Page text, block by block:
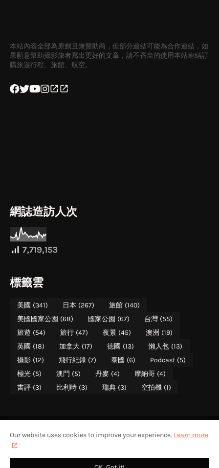
本站內容全部為原創且無贊助商，但部分連結可能為合作連結，如
果願意幫助攝影旅者寫出更好的文章，請不吝嗇的使用本站連結訂
購旅遊行程、旅館、航空。
網誌造訪人次
7,719,153
標籤雲
美國 (341) 日本 (267) 旅館 (140)
美國國家公園 (68) 國家公園 (67) 台灣 (55)
旅遊 (54) 旅行 (47) 夜景 (45) 澳洲 (19)
英國 (18) 加拿大 (17) 德國 (13) 懶人包 (13)
攝影 (12) 飛行紀錄 (7) 泰國 (6) Podcast (5)
極光 (5) 澳門 (5) 丹麥 (4) 摩納哥 (4)
書評 (3) 比利時 (3) 瑞典 (3) 空拍機 (1)
版權所有 (ALL RIGHTS RESERVED) - 不得轉載
美國國家公園遊記美國國家公園介紹關於攝影旅者聯絡攝影旅者
Our website uses cookies to improve your experience. Learn more